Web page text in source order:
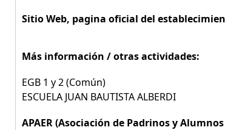
Sitio Web, pagina oficial del
Más información / otras actividades:
EGB 1 y 2 (Común)
ESCUELA JUAN BAUTISTA ALBERDI
APAER (Asociación de Padrinos y